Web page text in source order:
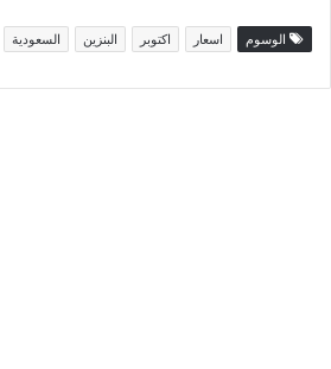
الوسوم اسعار اكتوبر البنزين السعودية